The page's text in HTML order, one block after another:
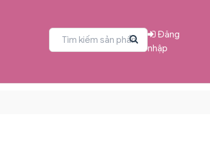
Đăng
nhập